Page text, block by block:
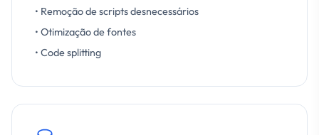
• Remoção de scripts desnecessários
• Otimização de fontes
• Code splitting